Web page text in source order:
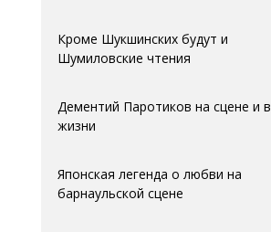
Кроме Шукшинских будут и
Шумиловские чтения
Дементий Паротиков на сцене и в
жизни
Японская легенда о любви на
барнаульской сцене